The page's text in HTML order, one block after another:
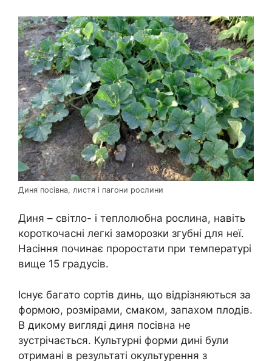
Диня посівна, листя і пагони рослини
Диня – світло- і теплолюбна рослина, навіть
короткочасні легкі заморозки згубні для неї.
Насіння починає проростати при температурі
вище 15 градусів.
Існує багато сортів динь, що відрізняються за
формою, розмірами, смаком, запахом плодів.
В дикому вигляді диня посівна не
зустрічається. Культурні форми дині були
отримані в результаті окультурення з